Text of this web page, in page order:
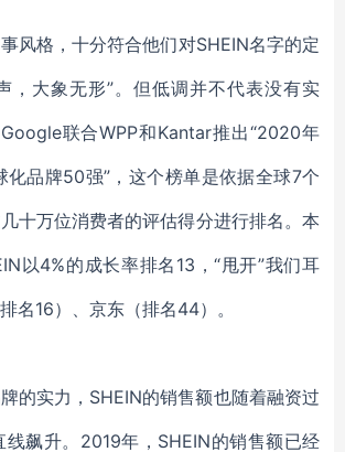
风格，十分符合他们对SHEIN名字的定
大象无形”。但低调并不代表没有实
联合WPP和Kantar推出“2020年
化品牌50强”，这个榜单是依据全球7个
十万位消费者的评估得分进行排名。本
以4%的成长率排名13，“甩开”我们耳
名16）、京东（排名44）。
的实力， SHEIN的销售额也随着融资过
线飙升。2019年，SHEIN的销售额已经